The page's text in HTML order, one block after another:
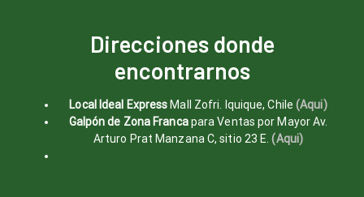
Direcciones donde
encontrarnos
Local Ideal ExpressMall Zofri. Iquique, Chile(Aqui)
Galpón de Zona Francapara Ventas por Mayor Av.
Arturo Prat Manzana C, sitio 23 E.(Aqui)